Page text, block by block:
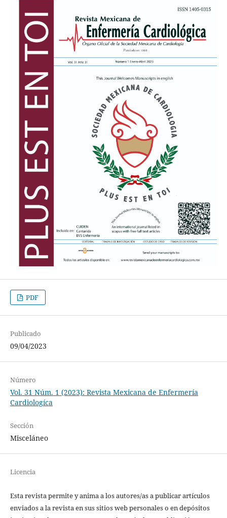
PDF
Publicado
09/04/2023
Número
Vol. 31 Núm. 1 (2023): Revista Mexicana de Enfermería
Cardiologíca
Sección
Misceláneo
Licencia
Esta revista permite y anima a los autores/as a publicar artículos
enviados a la revista en sus sitios web personales o en depósitos